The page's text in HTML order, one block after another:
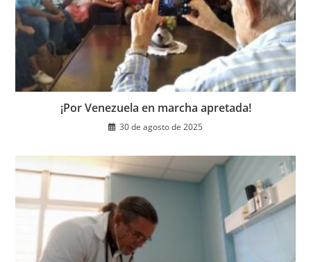
¡Por Venezuela en marcha apretada!
30 de agosto de 2025